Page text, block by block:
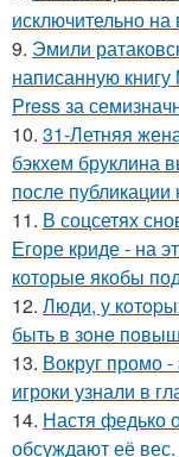
исключительно на
9. Эмили
написанную книгу
Press за
10. 31-Летняя
бэкхем бруклина
после публикации
11. В соцсетях
Егоре криде - на
которые якобы
12. Люди, у
быть в зoнe
13. Вокруг промо -
игроки узнали в
14. Настя федько
обсуждают её вес.